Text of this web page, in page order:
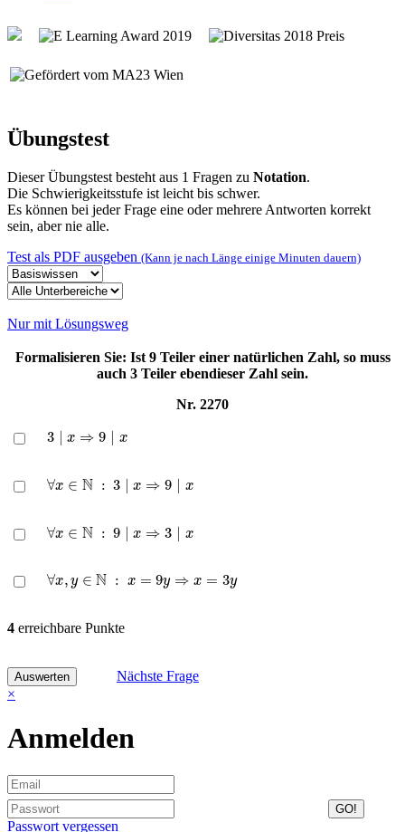
Übungstest
Dieser Übungstest besteht aus 1 Fragen zu Notation.
Die Schwierigkeitsstufe ist leicht bis schwer.
Es können bei jeder Frage eine oder mehrere Antworten korrekt
sein, aber nie alle.
Test als PDF ausgeben (Kann je nach Länge einige Minuten dauern)
Nur mit Lösungsweg
Formalisieren Sie: Ist 9 Teiler einer natürlichen Zahl, so muss
auch 3 Teiler ebendieser Zahl sein.
Nr. 2270
3 9∣ x
∈ 3 ∣ ∣x
∈ 9 ∣ ∣x
y∈ 9y
4 erreichbare Punkte
Nächste Frage
×
Anmelden
Passwort vergessen